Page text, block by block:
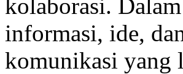
kolaborasi.
informasi, ide,
komunikasi yang